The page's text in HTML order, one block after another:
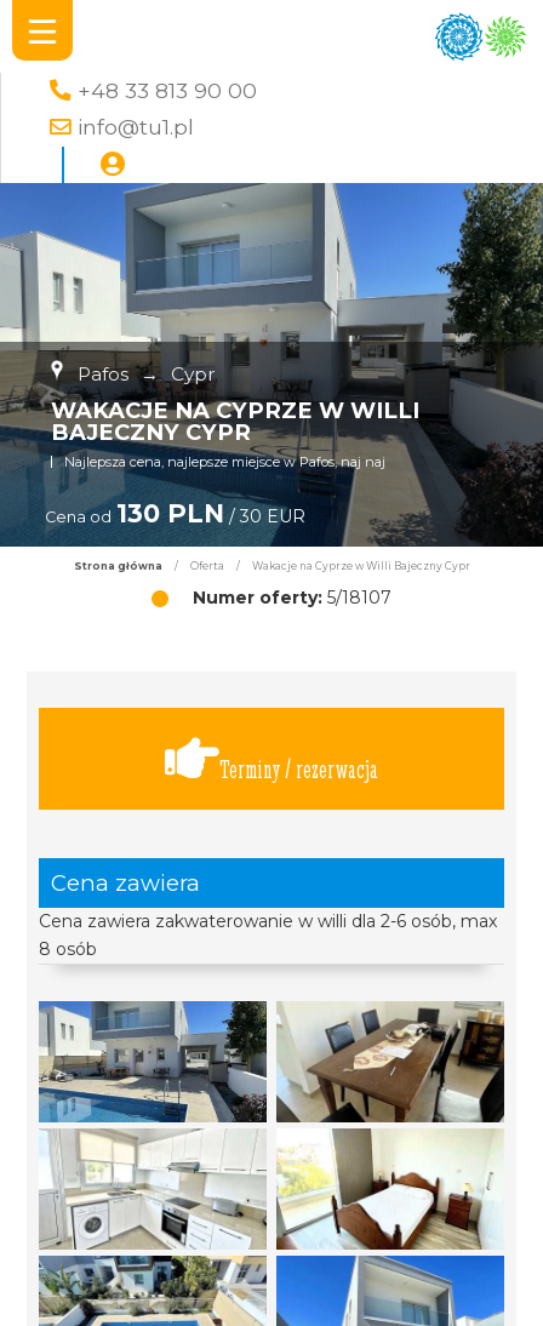
+48 33 813 90 00
info@tu1.pl
Pafos → Cypr
WAKACJE NA CYPRZE W WILLI
BAJECZNY CYPR
Najlepsza cena, najlepsze miejsce w Pafos, naj naj
Cena od 130 PLN/ 30 EUR
Strona główna / Oferta / Wakacje na Cyprze w Willi Bajeczny Cypr
Numer oferty: 5/18107
Terminy / rezerwacja
Cena zawiera
Cena zawiera zakwaterowanie w willi dla 2-6 osób, max
8 osób